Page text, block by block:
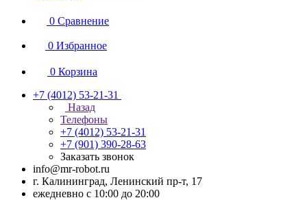
0 Сравнение
0 Избранное
0 Корзина
+7 (4012) 53-21-31
Назад
Телефоны
+7 (4012) 53-21-31
+7 (901) 390-28-63
Заказать звонок
info@mr-robot.ru
г. Калининград, Ленинский пр-т, 17
ежедневно с 10:00 до 20:00